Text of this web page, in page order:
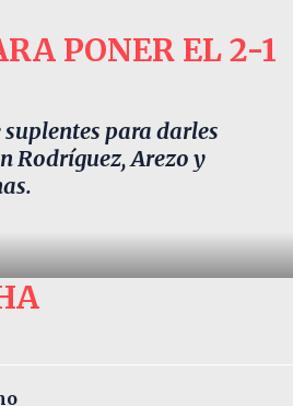
PONER EL 2-1
para darles
Rodríguez, Arezo y